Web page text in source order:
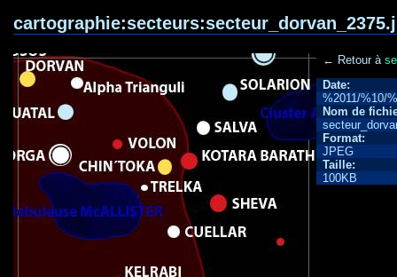
← Retour à
Date:
%2011/%10/
Nom de
Format:
JPEG
Taille:
100KB